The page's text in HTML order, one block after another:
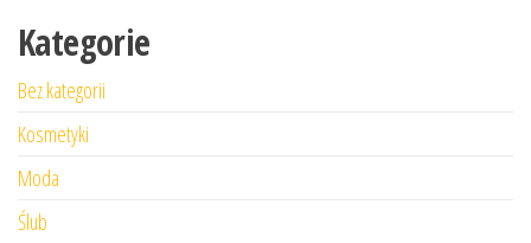
Kategorie
Bez kategorii
Kosmetyki
Moda
Ślub